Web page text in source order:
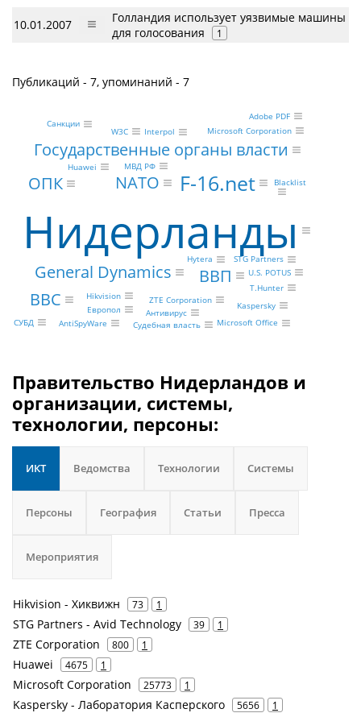
10.01.2007
Голландия использует уязвимые машины
для голосования
1
Публикаций - 7, упоминаний - 7
Нидерланды
F-16.net
NATO
General Dynamics
Государственные органы власти
ВВП
ОПК
BBC Hikvision
STG Partners
ZTE Corporation
Huawei
Microsoft Corporation
Kaspersky
T.Hunter
Hytera
U.S. POTUS
Interpol
Европол
МВД РФ
Антивирус
СУБД
AntiSpyWare
W3C
Microsoft Office
Adobe PDF
Судебная власть
Blacklist
Санкции
Правительство Нидерландов и
организации, системы,
технологии, персоны:
ИКТ Ведомства Технологии Системы
Персоны География Статьи Пресса
Мероприятия
Hikvision - Хиквижн 73 1
STG Partners - Avid Technology 39 1
ZTE Corporation 800 1
Huawei 4675 1
Microsoft Corporation 25773 1
Kaspersky - Лаборатория Касперского 5656 1